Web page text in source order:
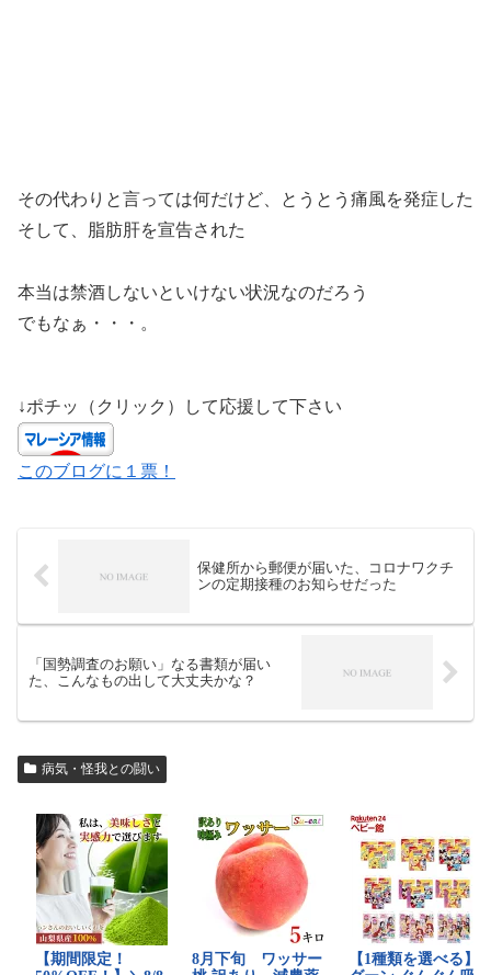
その代わりと言っては何だけど、とうとう痛風を発症した
そして、脂肪肝を宣告された
本当は禁酒しないといけない状況なのだろう
でもなぁ・・・。
↓ポチッ（クリック）して応援して下さい
このブログに１票！
保健所から郵便が届いた、コロナワクチ
ンの定期接種のお知らせだった
「国勢調査のお願い」なる書類が届い
た、こんなもの出して大丈夫かな？
病気・怪我との闘い